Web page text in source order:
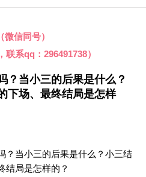
微信同号）
联系qq：296491738）
？当小三的后果是什么？
下场、最终结局是怎样
？当小三的后果是什么？小三结
结局是怎样的？